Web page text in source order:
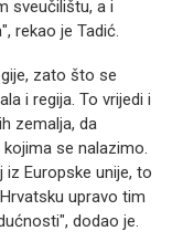
sveučilištu, a i
rekao je Tadić.
zato što se
i regija. To vrijedi i
zemalja, da
se nalazimo.
Europske unije, to
upravo tim
dodao je.